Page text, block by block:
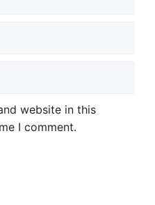
website in this
I comment.